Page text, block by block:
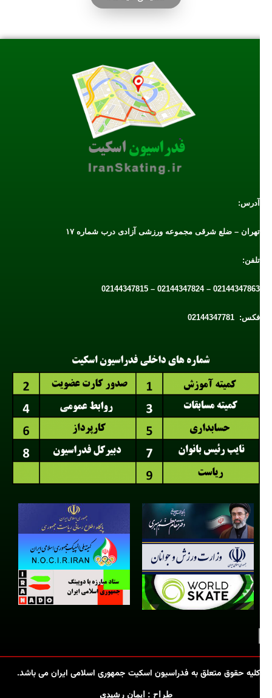
آدرس:
تهران – ضلع شرقی مجموعه ورزشی آزادی درب شماره ۱۷
تلفن:
02144347863 – 02144347824 – 02144347815
فکس: 02144347781
کلیه حقوق متعلق به فدراسیون اسکیت جمهوری اسلامی ایران می باشد.
طراح : ایمان رشیدی